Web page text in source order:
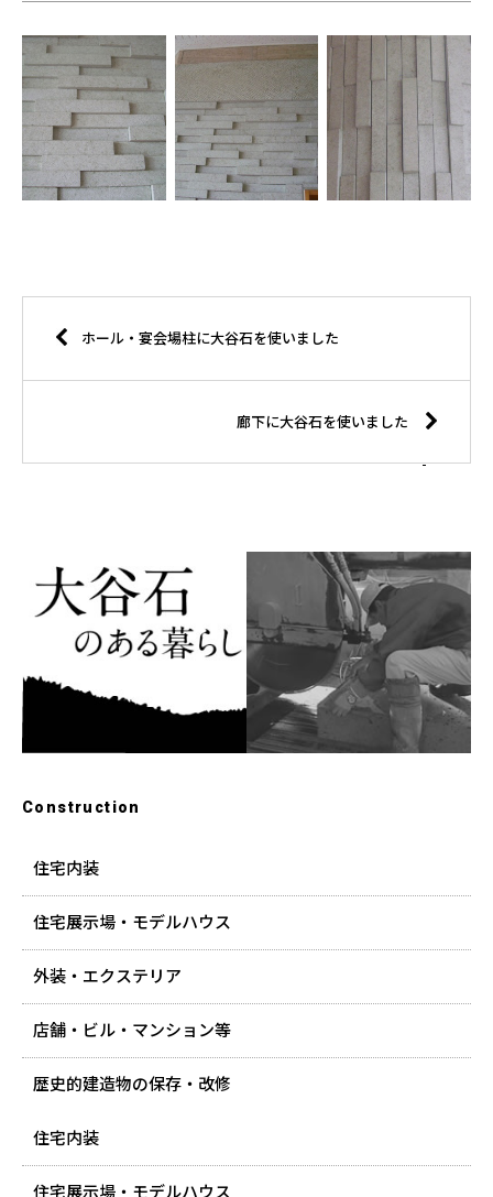
ホール・宴会場柱に大谷石を使いました
廊下に大谷石を使いました
Construction
住宅内装
住宅展示場・モデルハウス
外装・エクステリア
店舗・ビル・マンション等
歴史的建造物の保存・改修
住宅内装
住宅展示場・モデルハウス